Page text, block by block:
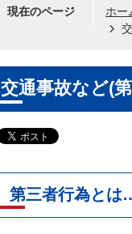
現在のページ ホー
交通事故など(
第三者行為とは